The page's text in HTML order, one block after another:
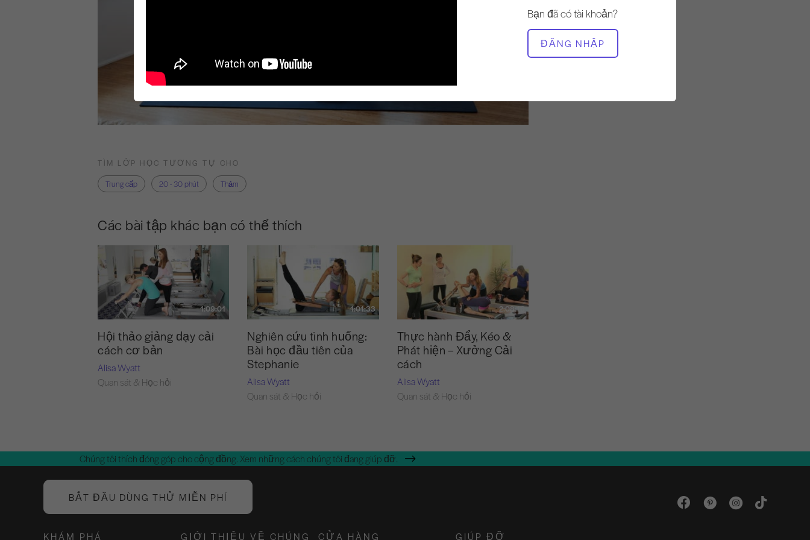
Bạn đã có tài khoản?
ĐĂNG NHẬP
THIẾT BỊ CẦN THIẾT
Thảm
TÌM LỚP HỌC TƯƠNG TỰ CHO
Trung cấp
20 - 30 phút Thảm
Các bài tập khác bạn có thể thích
1:09:01
Hội thảo giảng dạy cải
cách cơ bản
Alisa Wyatt
Quan sát & Học hỏi
1:01:33
Nghiên cứu tình huống:
Bài học đầu tiên của
Stephanie
Alisa Wyatt
Quan sát & Học hỏi
2:08:16
Thực hành Đẩy, Kéo &
Phát hiện – Xưởng Cải
cách
Alisa Wyatt
Quan sát & Học hỏi
Chúng tôi thích đóng góp cho cộng đồng. Xem những cách chúng tôi đang giúp đỡ.
BẮT ĐẦU DÙNG THỬ MIỄN PHÍ
KHÁM PHÁ GIỚI THIỆU VỀ CHÚNG CỬA HÀNG GIÚP ĐỠ